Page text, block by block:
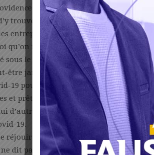
Il y en a même qui sont obligés
trouver la pitance pour eux-mêmes et
entreprises, notamment des PME-PMI
qu’on fasse, ne retrouveront jamais
sous le paillasson, ne rouvriront plus
être jamais sa fiscalité des années
19 pour un Gabonais est très élevé.
et prêts reçus par le Gabon, de le
d’autres pays pour savoir à quel niveau
19.
réjouir, sur le plan sanitaire, du succès
dit pas, c’est le montant que cela a